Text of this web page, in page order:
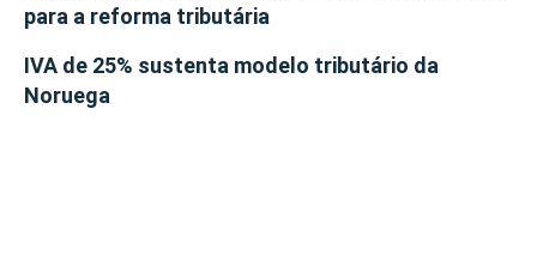
para a reforma tributária
IVA de 25% sustenta modelo tributário da
Noruega